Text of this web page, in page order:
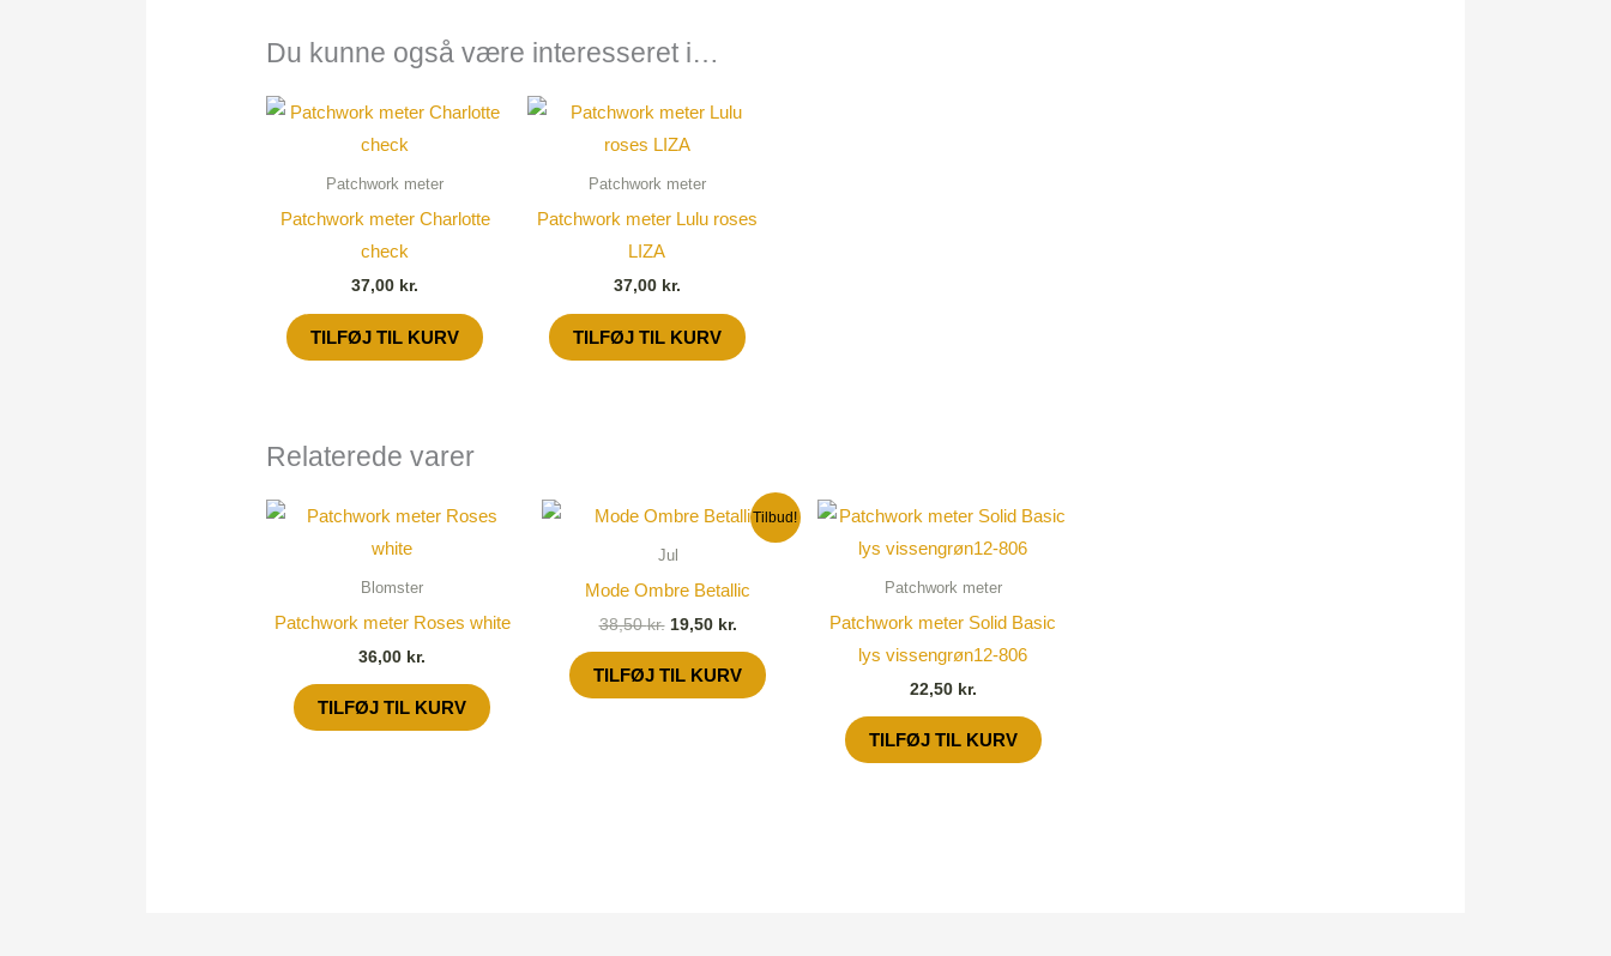
Du kunne også være interesseret i…
Patchwork meter
Patchwork meter Charlotte
check
37,00 kr.
TILFØJ TIL KURV
Patchwork meter
Patchwork meter Lulu roses
LIZA
37,00 kr.
TILFØJ TIL KURV
Relaterede varer
Blomster
Patchwork meter Roses white
36,00 kr.
TILFØJ TIL KURV
Tilbud!
Jul
Mode Ombre Betallic
38,50kr.
Den
oprindelige
pris
38,50 kr..
19,50 kr.
Den
aktuelle
19,50 kr..
TILFØJ TIL KURV
Patchwork meter
Patchwork meter Solid Basic
lys vissengrøn12-806
22,50 kr.
TILFØJ TIL KURV